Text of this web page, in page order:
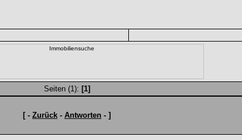
Seiten (1): [1]
[ - Zurück - Antworten - ]